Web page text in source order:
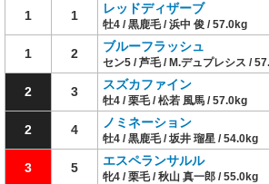
1 1 レッドディザーブ
牡4 / 黒鹿毛 / 浜中 俊 / 57.0kg
1 2 ブルーフラッシュ
セン5 / 芦毛 / M.デュプレシス /
2 3 スズカファイン
牡4 / 栗毛 / 松若 風馬 / 57.0kg
2 4 ノミネーション
牡4 / 黒鹿毛 / 坂井 瑠星 / 54.0kg
3 5 エスペランサルル
牝4 / 栗毛 / 秋山 真一郎 / 55.0kg